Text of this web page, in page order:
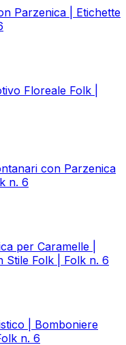
Parzenica | Etichette
Floreale Folk |
con Parzenica
n. 6
per Caramelle |
Stile Folk | Folk n. 6
| Bomboniere
n. 6